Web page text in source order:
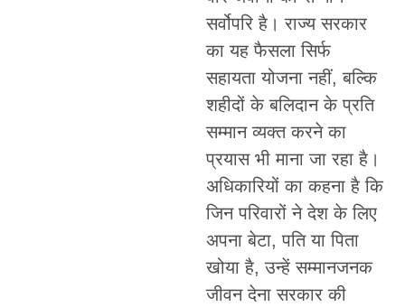
सर्वोपरि है। राज्य सरकार
का यह फैसला सिर्फ
सहायता योजना नहीं, बल्कि
शहीदों के बलिदान के प्रति
सम्मान व्यक्त करने का
प्रयास भी माना जा रहा है।
अधिकारियों का कहना है कि
जिन परिवारों ने देश के लिए
अपना बेटा, पति या पिता
खोया है, उन्हें सम्मानजनक
जीवन देना सरकार की